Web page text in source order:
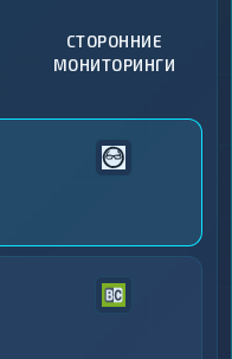
СТОРОННИЕ
МОНИТОРИНГИ